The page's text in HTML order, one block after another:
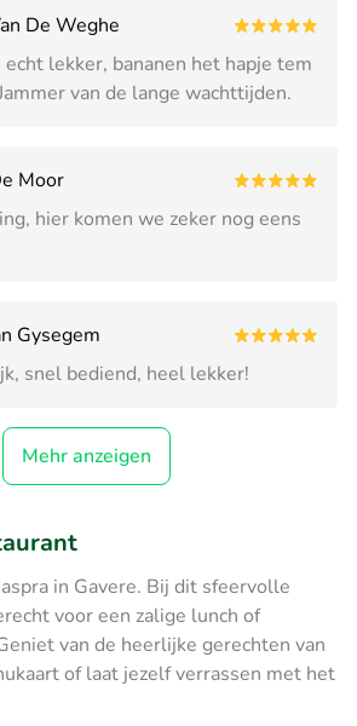
De Weghe
echt lekker, bananen het hapje tem
van de lange wachttijden.
Moor
hier komen we zeker nog eens
Gysegem
snel bediend, heel lekker!
Mehr anzeigen
in Gavere. Bij dit sfeervolle
voor een zalige lunch of
van de heerlijke gerechten van
of laat jezelf verrassen met het